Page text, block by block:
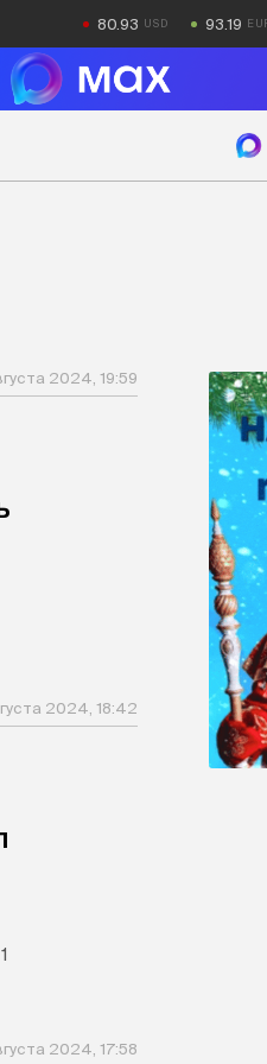
80.93 93.19
2024, 19:59
2024, 18:42
2024, 17:58